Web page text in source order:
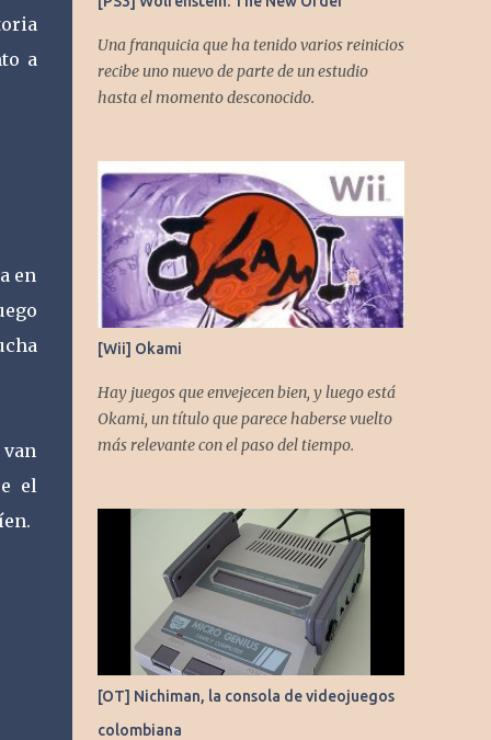
a
en
el
Una franquicia que ha tenido varios reinicios
recibe uno nuevo de parte de un estudio
hasta el momento desconocido.
[Wii] Okami
Hay juegos que envejecen bien, y luego está
Okami, un título que parece haberse vuelto
más relevante con el paso del tiempo.
[OT] Nichiman, la consola de videojuegos
colombiana